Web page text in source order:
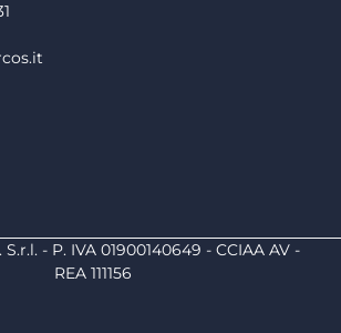
- P. IVA 01900140649 - CCIAA AV -
REA 111156